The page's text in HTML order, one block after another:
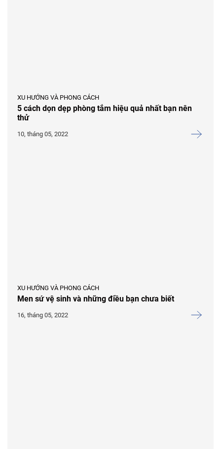
XU HƯỚNG VÀ PHONG CÁCH
5 cách dọn dẹp phòng tắm hiệu quả nhất bạn nên
thử
10, tháng 05, 2022
XU HƯỚNG VÀ PHONG CÁCH
Men sứ vệ sinh và những điều bạn chưa biết
16, tháng 05, 2022